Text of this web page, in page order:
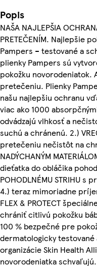
Popis
NAŠA NAJLEPŠIA
PRETEČENÍM. Najlepšie
Pampers – testované a
plienky Pampers sú
pokožku novorodeniatok.
pretečeniu. Plienky
našu najlepšiu ochranu
viac ako 1000
odvádzajú vlhkosť a
suchú a chránenú. 2.)
pretečeniu nečistôt na
NADÝCHANÝM
dieťatka do obláčika
POHODLNÉMU STRIHU
4.) teraz mimoriadne
FLEX & PROTECT
chrániť citlivú pokožku
100 % bezpečné pre
dermatologicky
organizácie Skin Health
novorodeniatka schvaľujú.